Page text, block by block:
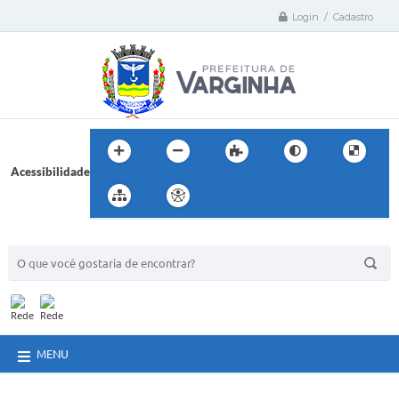
Login / Cadastro
Acessibilidade
MENU